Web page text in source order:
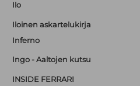
Ilo
Iloinen askartelukirja
Inferno
Ingo - Aaltojen kutsu
INSIDE FERRARI